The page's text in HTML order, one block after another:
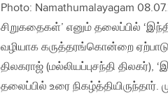
Photo: Namathumalayagam
சிறுகதைகள்’ எனும் தலைப்பில்
வழியாக கருத்தரங்கொன்றை
திலகராஜ் (மல்லியப்புசந்தி
தலைப்பில் உரை நிகழ்த்தியிருந்தார்.